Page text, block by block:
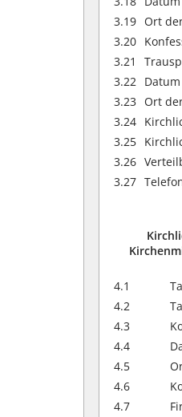
3.19 Ort
3.20
3.21
3.22
3.23
Ort
3.24
3.25
3.26
3.27
4.1
4.2
4.3
4.4
4.5
4.6
4.7